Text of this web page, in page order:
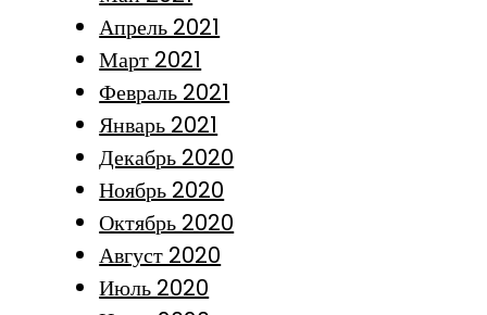
Апрель 2021
Март 2021
Февраль 2021
Январь 2021
Декабрь 2020
Ноябрь 2020
Октябрь 2020
Август 2020
Июль 2020